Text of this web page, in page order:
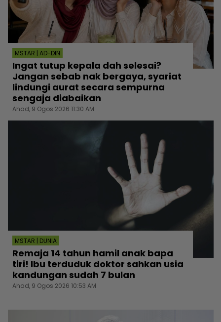
MSTAR | AD-DIN
Ingat tutup kepala dah selesai?
Jangan sebab nak bergaya, syariat
lindungi aurat secara sempurna
sengaja diabaikan
Ahad, 9 Ogos 2026 11:30 AM
MSTAR | DUNIA
Remaja 14 tahun hamil anak bapa
tiri! Ibu terduduk doktor sahkan usia
kandungan sudah 7 bulan
Ahad, 9 Ogos 2026 10:53 AM